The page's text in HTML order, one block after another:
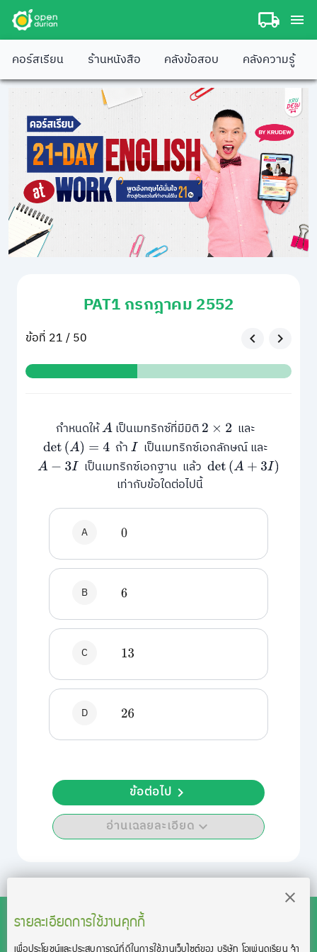
คอร์สเรียน ร้านหนังสือ คลังข้อสอบ คลังความรู้
PAT1 กรกฎาคม 2552
ข้อที่ 21 / 50
กำหนดให้Aเป็นเมทริกซ์ที่มีมิติ2 ×2
และ
det(A)=4 ถ้าI เป็นเมทริกซ์เอกลักษณ์ และ
A−3I เป็นเมทริกซ์เอกฐาน แล้ว det(A+3I)
เท่ากับข้อใดต่อไปนี้
A 0
B 6
C 13
D 26
อ่านเฉลยละเอียด
ข้อต่อไป
รายละเอียดการใช้งานคุกกี้
เพื่อประโยชน์และประสบการณ์ที่ดีในการใช้งานเว็บไซต์ของ บริษัท โอเพ่นดูเรียน จํา